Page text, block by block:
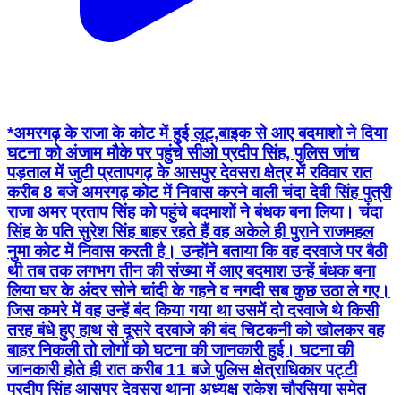
*अमरगढ़ के राजा के कोट में हुई लूट,बाइक से आए बदमाशो ने दिया
सिंह के पति सुरेश सिंह बाहर रहते हैं वह अकेले ही पुराने राजमहल
नुमा कोट में निवास करती है। उन्होंने बताया कि वह दरवाजे पर बैठी
थी तब तक लगभग तीन की संख्या में आए बदमाश उन्हें बंधक बना
लिया घर के अंदर सोने चांदी के गहने व नगदी सब कुछ उठा ले गए।
जिस कमरे में वह उन्हें बंद किया गया था उसमें दो दरवाजे थे किसी
तरह बंधे हुए हाथ से दूसरे दरवाजे की बंद चिटकनी को खोलकर वह
बाहर निकली तो लोगों को घटना की जानकारी हुई। घटना की
जानकारी होते ही रात करीब 11 बजे पुलिस क्षेत्राधिकार पट्टी
प्रदीप सिंह आसपुर देवसरा थाना अध्यक्ष राकेश चौरसिया समेत
भारी फोर्स मौके पर पहुंची है। मामले की छानबीन में जुटी हुई है। इस
संबंध में पुलिस क्षेत्राधिकार प्रदीप सिंह ने बताया कि लूट की घटना
होने की बात बताई जा रही है। मामले की जांच की जा रही है, सच्चाई
के अनुरूप आगे की कार्रवाई की जाएगी। #PratapgarhPolice
#UPPolice